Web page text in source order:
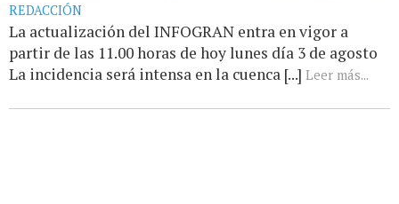
REDACCIÓN
La actualización del INFOGRAN entra en vigor a
partir de las 11.00 horas de hoy lunes día 3 de agosto
La incidencia será intensa en la cuenca [...] Leer más...